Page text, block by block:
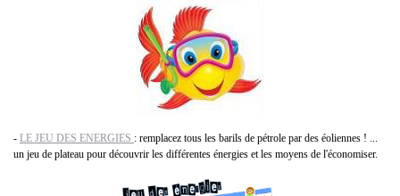
- LE JEU DES ENERGIES : remplacez tous les barils de pétrole par des éoliennes ! ...
un jeu de plateau pour découvrir les différentes énergies et les moyens de l'économiser.